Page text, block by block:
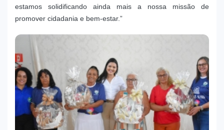
estamos solidificando ainda mais a nossa missão de
promover cidadania e bem-estar.”